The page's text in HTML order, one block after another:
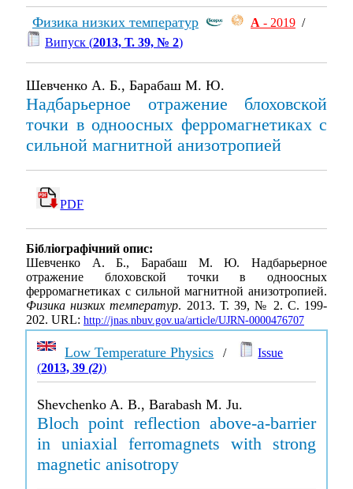
Физика низких температур А - 2019 /
Випуск (2013, Т. 39, № 2)
Шевченко А. Б., Барабаш М. Ю.
Надбарьерное отражение блоховской
точки в одноосных ферромагнетиках с
сильной магнитной анизотропией
PDF
Бібліографічний опис:
Шевченко А. Б., Барабаш М. Ю. Надбарьерное
отражение блоховской точки в одноосных
ферромагнетиках с сильной магнитной анизотропией.
Физика низких температур. 2013. Т. 39, № 2. С. 199-
202. URL: http://jnas.nbuv.gov.ua/article/UJRN-0000476707
Low Temperature Physics /
Issue
(2013, 39(2))
Shevchenko A. B., Barabash M. Ju.
Bloch point reflection above-a-barrier
in uniaxial ferromagnets with strong
magnetic anisotropy